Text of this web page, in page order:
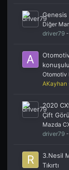
Genesis
Diğer
driver79
Otomotiv
AKayhan
2020
Çift
Mazda
driver79
3.Nesil
Tıkırtı